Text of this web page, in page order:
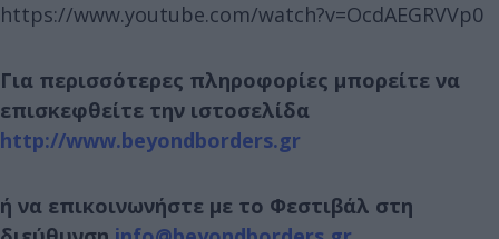
https://www.youtube.com/watch?v=OcdAEGRVVp0
Για περισσότερες πληροφορίες μπορείτε να
επισκεφθείτε την ιστοσελίδα
http://www.beyondborders.gr
ή να επικοινωνήστε με το Φεστιβάλ στη